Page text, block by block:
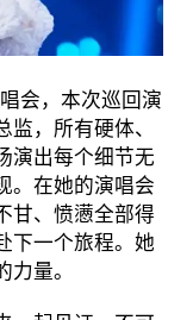
会，本次巡回演
，所有硬体、
演出每个细节无
。在她的演唱会
甘、愤懑全部得
下一个旅程。她
量。